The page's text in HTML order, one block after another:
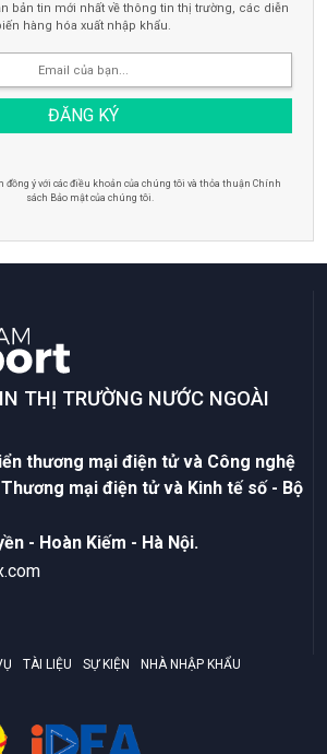
bản tin mới nhất về thông tin thị trường, các diễn
hàng hóa xuất nhập khẩu.
đồng ý với các điều khoản của chúng tôi và thỏa thuận Chính
sách Bảo mật của chúng tôi.
THỊ TRƯỜNG NƯỚC NGOÀI
thương mại điện tử và Công nghệ
mại điện tử và Kinh tế số - Bộ
- Hoàn Kiếm - Hà Nội.
TÀI LIỆU SỰ KIỆN
NHÀ NHẬP KHẨU